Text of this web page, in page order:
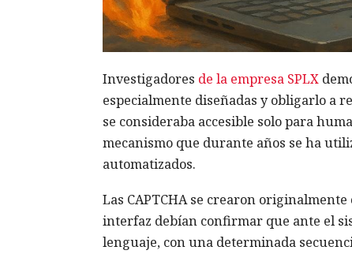
Investigadores de la empresa SPLX
especialmente diseñadas y obligarlo a
se consideraba accesible solo para
mecanismo que durante años se ha
automatizados.
Las CAPTCHA se crearon
interfaz debían confirmar que ante el
lenguaje, con una determinada